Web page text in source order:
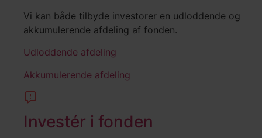
Vi kan både tilbyde investorer en udloddende og
akkumulerende afdeling af fonden.
Udloddende afdeling
Akkumulerende afdeling
Investér i fonden